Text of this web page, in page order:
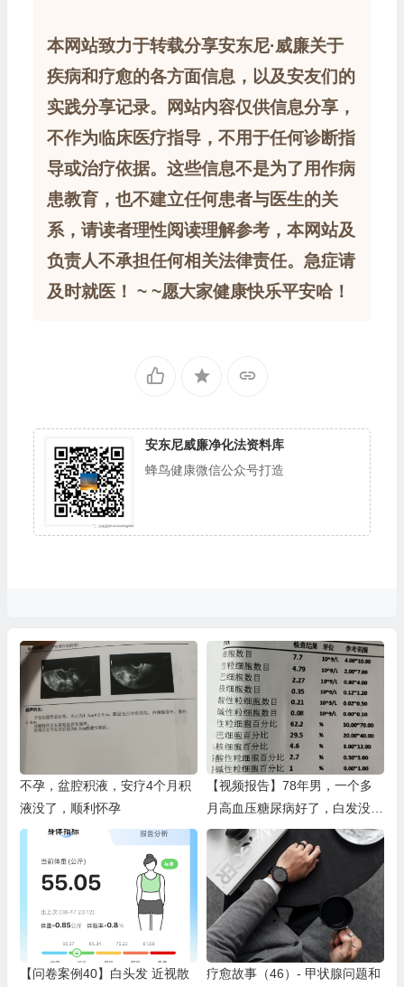
本网站致力于转载分享安东尼·威廉关于
疾病和疗愈的各方面信息，以及安友们的
实践分享记录。网站内容仅供信息分享，
不作为临床医疗指导，不用于任何诊断指
导或治疗依据。这些信息不是为了用作病
患教育，也不建立任何患者与医生的关
系，请读者理性阅读理解参考，本网站及
负责人不承担任何相关法律责任。急症请
及时就医！ ~ ~愿大家健康快乐平安哈！
安东尼威廉净化法资料库
蜂鸟健康微信公众号打造
不孕，盆腔积液，安疗4个月积
液没了，顺利怀孕
【视频报告】78年男，一个多
月高血压糖尿病好了，白发没
了，视力恢复0.8
【问卷案例40】白头发 近视散
疗愈故事（46）- 甲状腺问题和